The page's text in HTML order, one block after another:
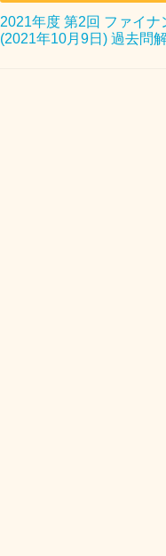
2021年度 第2回 ファイ
(2021年10月9日) 過去問